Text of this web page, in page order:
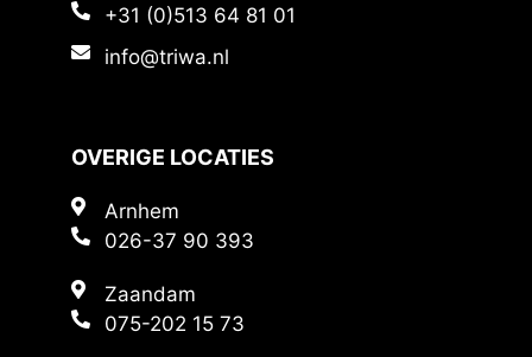
+31 (0)513 64 81 01
info@triwa.nl
OVERIGE LOCATIES
Arnhem
026-37 90 393
Zaandam
075-202 15 73